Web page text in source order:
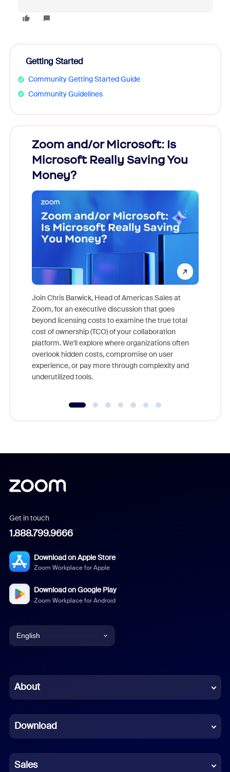
Getting Started
Community Getting Started Guide
Community Guidelines
Zoom and/or Microsoft: Is
Microsoft Really Saving You
Money?
Join Chris Barwick, Head of Americas Sales at
Zoom, for an executive discussion that goes
beyond licensing costs to examine the true total
cost of ownership (TCO) of your collaboration
platform. We'll explore where organizations often
overlook hidden costs, compromise on user
experience, or pay more through complexity and
underutilized tools.
Get in touch
1.888.799.9666
Download on Apple Store
Zoom Workplace for Apple
Download on Google Play
Zoom Workplace for Android
English
Chinese (Simplified)
French
German
About
Download
Sales